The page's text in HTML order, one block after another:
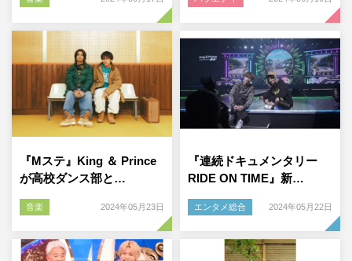
『Mステ』King ＆ Prince
が高校ダンス部と…
音楽 2024年05月23日
『連続ドキュメンタリー
RIDE ON TIME』新…
エンタメ総合 2024年05月22日